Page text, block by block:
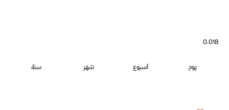
0.018
يوم أسبوع شهر سنة